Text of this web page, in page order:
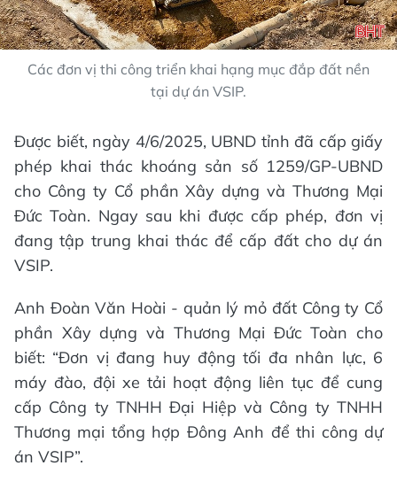
Các đơn vị thi công triển khai hạng mục đắp đất nền
tại dự án VSIP.
Được biết, ngày 4/6/2025, UBND tỉnh đã cấp giấy
phép khai thác khoáng sản số 1259/GP-UBND
cho Công ty Cổ phần Xây dựng và Thương Mại
Đức Toàn. Ngay sau khi được cấp phép, đơn vị
đang tập trung khai thác để cấp đất cho dự án
VSIP.
Anh Đoàn Văn Hoài - quản lý mỏ đất Công ty Cổ
phần Xây dựng và Thương Mại Đức Toàn cho
biết: “Đơn vị đang huy động tối đa nhân lực, 6
máy đào, đội xe tải hoạt động liên tục để cung
cấp Công ty TNHH Đại Hiệp và Công ty TNHH
Thương mại tổng hợp Đông Anh để thi công dự
án VSIP”.